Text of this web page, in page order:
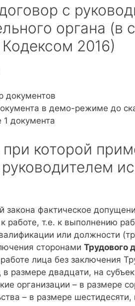
с
органа (в
2016)
документов
в демо-режиме до
1 документа
которой
закона фактическое
работе, т.е. к выполнению
или должности
сторонами Трудового
лица без заключения
размере двадцати, на
организации – в размере
– в размере шестидесяти,